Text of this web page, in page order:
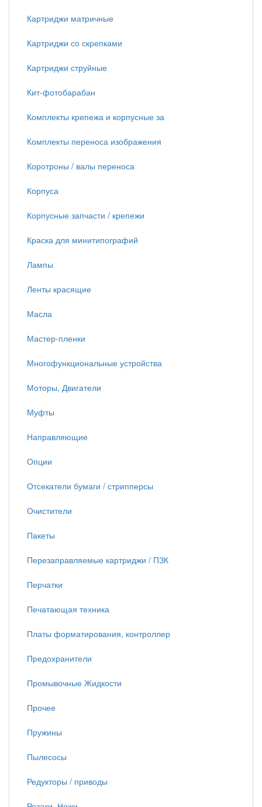
Картриджи матричные
Картриджи со скрепками
Картриджи струйные
Кит-фотобарабан
Комплекты крепежа и корпусные за
Комплекты переноса изображения
Коротроны / валы переноса
Корпуса
Корпусные запчасти / крепежи
Краска для минитипографий
Лампы
Ленты красящие
Масла
Мастер-пленки
Многофункциональные устройства
Моторы, Двигатели
Муфты
Направляющие
Опции
Отсекатели бумаги / стрипперсы
Очистители
Пакеты
Перезаправляемые картриджи / ПЗК
Перчатки
Печатающая техника
Платы форматирования, контроллер
Предохранители
Промывочные Жидкости
Прочее
Пружины
Пылесосы
Редукторы / приводы